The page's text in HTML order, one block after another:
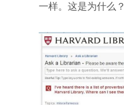
一样。这是为什么？